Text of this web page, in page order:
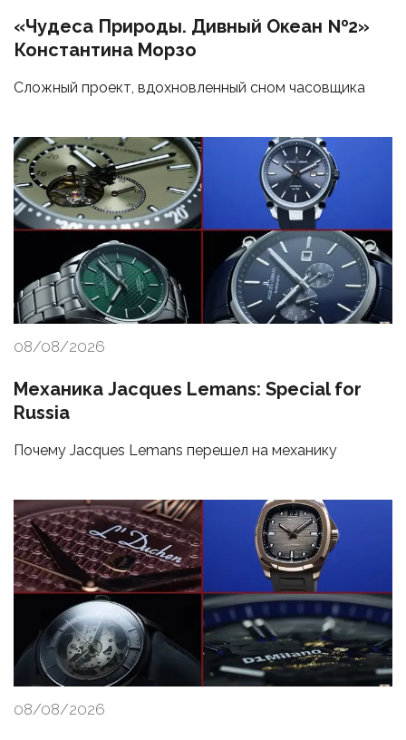
«Чудеса Природы. Дивный Океан №2»
Константина Морзо
Сложный проект, вдохновленный сном часовщика
08/08/2026
Механика Jacques Lemans: Special for
Russia
Почему Jacques Lemans перешел на механику
08/08/2026